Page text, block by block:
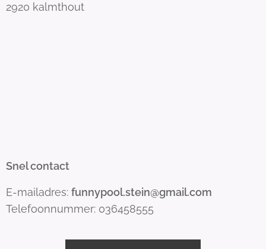
2920 kalmthout
Snel contact
E-mailadres: funnypool.stein@gmail.com
Telefoonnummer: 036458555